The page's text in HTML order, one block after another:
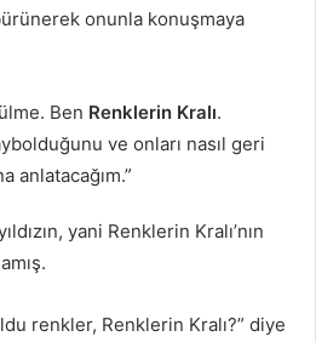
onunla konuşmaya
Ben Renklerin Kralı.
ve onları nasıl geri
anlatacağım.”
yani Renklerin Kralı’nın
renkler, Renklerin Kralı?” diye